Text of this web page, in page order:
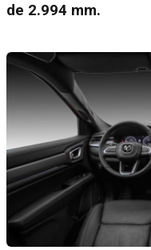
de 2.994 mm.